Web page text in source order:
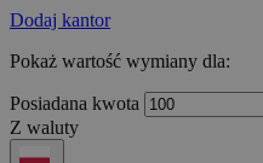
Dodaj kantor
Pokaż wartość wymiany dla:
Posiadana kwota
Z waluty